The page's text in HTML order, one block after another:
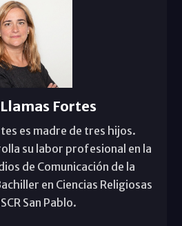
Fortes
es madre de tres hijos.
su labor profesional en la
de Comunicación de la
en Ciencias Religiosas
San Pablo.